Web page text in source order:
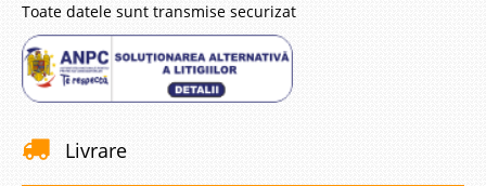
Toate datele sunt transmise securizat
Livrare